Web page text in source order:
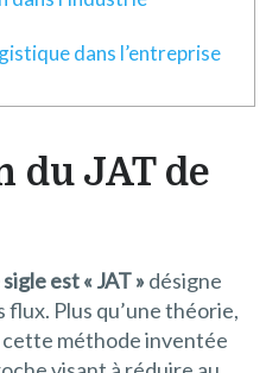
dans l’entreprise
du JAT de
est « JAT » désigne
Plus qu’une théorie,
méthode inventée